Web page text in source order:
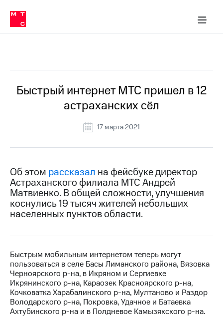
Медиа-центр
и акционерам
Устойчивое развитие
Комплаенс и деловая этика
компании
Карьера
История
компании
информация
Медиа-центр
Пресс-
релизы
МТС
о технологиях
Интервью
Финансовая
отчетность
Контакты
в МТС
Пресс-
релизы
о технологиях
Быстрый интернет МТС пришел в 12
астраханских сёл
17 марта 2021
Об этом рассказал на фейсбуке директор
Астраханского филиала МТС Андрей
Матвиенко. В общей сложности, улучшения
коснулись 19 тысяч жителей небольших
населенных пунктов области.
Быстрым мобильным интернетом теперь могут
пользоваться в селе Басы Лиманского района, Вязовка
Черноярского р-на, в Икряном и Сергиевке
Икрянинского р-на, Караозек Красноярского р-на,
Кочковатка Харабалинского р-на, Мултаново и Раздор
Володарского р-на, Покровка, Удачное и Батаевка
Ахтубинского р-на и в Полдневое Камызякского р-на.